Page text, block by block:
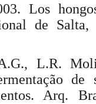
Los
de
L.R.
de
Arq.